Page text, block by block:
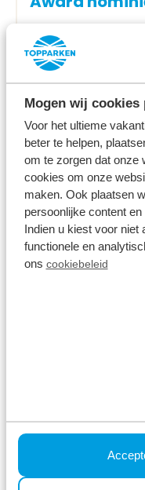
Mogen wij cookies
Voor het ultieme
beter te helpen,
om te zorgen dat onze
cookies om onze
maken. Ook plaatsen
persoonlijke content
Indien u kiest voor niet
functionele en
ons cookiebeleid